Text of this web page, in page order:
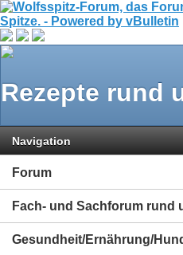
Rezepte rund
Navigation
Forum
Fach- und Sachforum rund
Gesundheit/Ernährung/